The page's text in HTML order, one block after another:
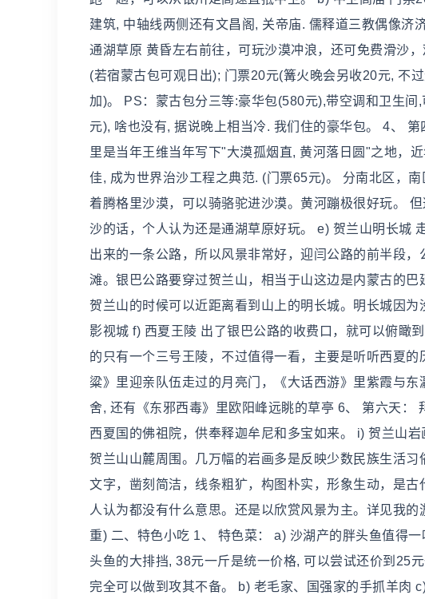
建筑, 中轴线两侧还有文昌阁, 关帝庙. 儒释道三教偶像济
通湖草原 黄昏左右前往，可玩沙漠冲浪，还可免费滑沙
(若宿蒙古包可观日出); 门票20元(篝火晚会另收20元, 不
加)。 PS：蒙古包分三等:豪华包(580元),带空调和卫生
元), 啥也没有, 据说晚上相当冷. 我们住的豪华包。 4、
里是当年王维当年写下"大漠孤烟直, 黄河落日圆"之地，
佳, 成为世界治沙工程之典范. (门票65元)。 分南北区，
着腾格里沙漠，可以骑骆驼进沙漠。黄河蹦极很好玩。
沙的话，个人认为还是通湖草原好玩。 e) 贺兰山明长城
出来的一条公路，所以风景非常好，迎闫公路的前半段
滩。银巴公路要穿过贺兰山，相当于山这边是内蒙古的
贺兰山的时候可以近距离看到山上的明长城。明长城因
影视城 f) 西夏王陵 出了银巴公路的收费口，就可以俯瞰
的只有一个三号王陵，不过值得一看，主要是听听西夏
粱》里迎亲队伍走过的月亮门，《大话西游》里紫霞与
舍, 还有《东邪西毒》里欧阳峰远眺的草亭 6、 第六天：
西夏国的佛祖院，供奉释迦牟尼和多宝如来。 i) 贺兰山
贺兰山山麓周围。几万幅的岩画多是反映少数民族生活
文字，凿刻简洁，线条粗犷，构图朴实，形象生动，是
人认为都没有什么意思。还是以欣赏风景为主。详见我
重) 二、特色小吃 1、 特色菜： a) 沙湖产的胖头鱼值得
头鱼的大排挡, 38元一斤是统一价格, 可以尝试还价到25
完全可以做到攻其不备。 b) 老毛家、国强家的手抓羊肉